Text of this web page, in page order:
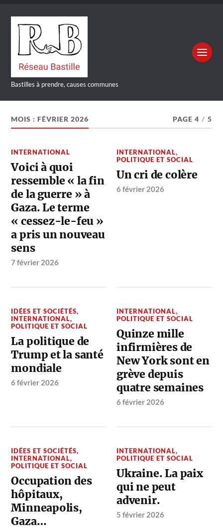
Bastilles à prendre, causes communes
MOIS :FÉVRIER 2026 PAGE 4 / 5
INTERNATIONAL
Voici à quoi
ressemble « la fin
de la guerre » à
Gaza. Le terme
« cessez-le-feu »
a pris un nouveau
sens
7 février 2026
INTERNATIONAL,
POLITIQUE ET SOCIAL
Un cri de colère
6 février 2026
IDÉES ET SOCIÉTÉS,
INTERNATIONAL,
POLITIQUE ET SOCIAL
La politique de
Trump et la santé
mondiale
6 février 2026
INTERNATIONAL,
POLITIQUE ET SOCIAL
Quinze mille
infirmières de
New York sont en
grève depuis
quatre semaines
6 février 2026
IDÉES ET SOCIÉTÉS,
INTERNATIONAL,
POLITIQUE ET SOCIAL
Occupation des
hôpitaux,
Minneapolis,
Gaza…
INTERNATIONAL,
POLITIQUE ET SOCIAL
Ukraine. La paix
qui ne peut
advenir.
5 février 2026